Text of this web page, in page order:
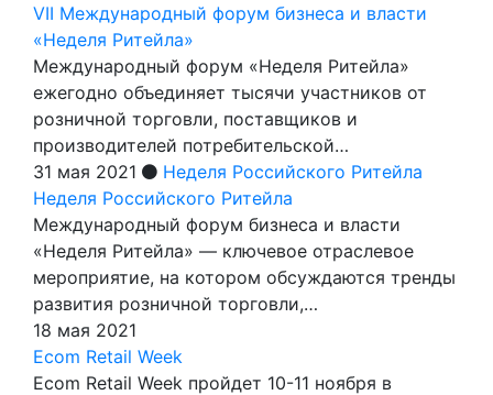
VII Международный форум бизнеса и власти
«Неделя Ритейла»
Международный форум «Неделя Ритейла»
ежегодно объединяет тысячи участников от
розничной торговли, поставщиков и
производителей потребительской…
31 мая 2021
Неделя Российского Ритейла
Неделя Российского Ритейла
Международный форум бизнеса и власти
«Неделя Ритейла» — ключевое отраслевое
мероприятие, на котором обсуждаются тренды
развития розничной торговли,…
18 мая 2021
Ecom Retail Week
Ecom Retail Week пройдет 10-11 ноября в